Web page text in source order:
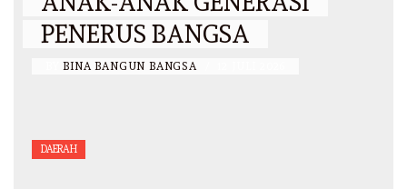
PENERUS BANGSA
BINA BANGUN BANGSA
DAERAH